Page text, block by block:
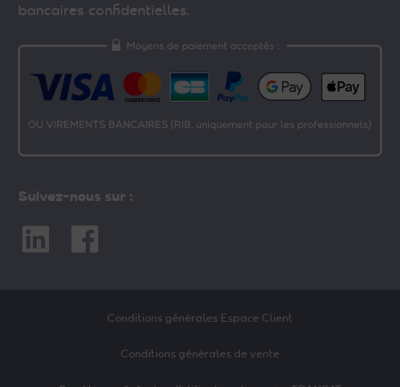
bancaires confidentielles.
Suivez-nous sur :
LinkedinFacebook
Conditions générales Espace Client
Conditions générales de vente